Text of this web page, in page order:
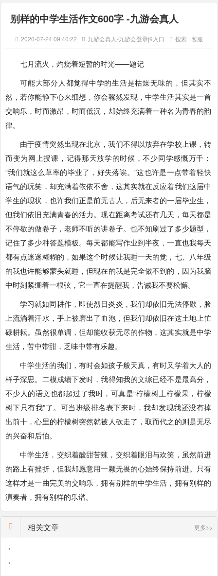
别样的中学生活作文600字 -九游会真人
2020-07-24 09:40:22 九游会真人-九游会登录j9入口 搜索 | 客服
七月流火，灼烧着短暂的时光——题记
可能大部分人都觉得中学的生活是枯燥无味的，但其实不
然，若你能静下心来细想，你会骤然发现，中学生活其实是一首
交响乐，时而激昂，时而低沉，却始终充满着一种名为青春的韵
律。
由于疫情突然出现在北京，我们不得以放弃在学校上课，转
而变为网上授课，记得那天放学的时候，不少同学感慨万千：
“我们就这么草率的毕业了，好失落诶。”这也许是一点带着轻快
语气的玩笑，却充满着依依不舍，这其实就在反应着我们这届中
学生的现状，也许我们正是前无古人，后无来者的一届毕业生，
但我们依旧充满青春的活力。现在距离考试还有几天，每天都是
不停歇的做卷子，老师不听的讲卷子。也不知刷过了多少题型，
记住了多少种答题模板。每天都能写作业到半夜，一直也我每天
都有点迷迷糊糊的，如果这个时候让我睡一天的觉，七、八年级
的我也许能够蒙头就睡，但现在的我是完全做不到的，因为我脑
中时刻紧绷着一根弦，它一直在提醒我，告诫我不要松懈。
学习就如同耕作，即使烈日炎炎，我们却依旧无法停歇，脸
上流淌着汗水，手上被磨出了血泡，但我们却依旧在这土地上忙
碌耕耘。虽然很单调，但却能收获无尽的作物，这其实就是中学
生活，苦中带甜，乏味中带有乐趣。
中学生活的我们，有时会如孩子般天真，有时又学着大人的
样子深思。二模成绩下发时，我得知我的文综已经不是最高分，
不少人的语文也都超过了我时，可真是“柠檬树上柠檬果，柠檬
树下只有我”了。可当班级排名表下来时，我却发现我还没有掉
出前十，心里的柠檬树突然就被人砍走了，取而代之的则是无尽
的兴奋和后怕。
中学生活，交织着酸甜苦辣，交织着眼泪与欢笑，虽然前进
的路上有挫折，但我却愿意用一颗无畏的心始终保持前进。只有
这样才是一曲完美的交响乐，拥有别样的中学生活，拥有别样的
演奏者，拥有别样的乐谱。
相关文章 更多>>
•
•